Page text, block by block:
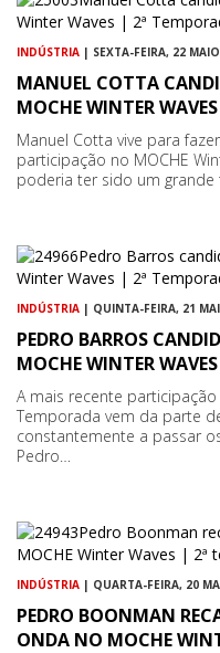
INDÚSTRIA | SEXTA-FEIRA, 22
MANUEL COTTA
MOCHE WINTER
Manuel Cotta vive para
participação no MOCHE
poderia ter sido um
INDÚSTRIA | QUINTA-FEIRA, 21
PEDRO BARROS
MOCHE WINTER
A mais recente participação
Temporada vem da parte
constantemente a passar
Pedro…
INDÚSTRIA | QUARTA-FEIRA, 20
PEDRO BOONMAN
ONDA NO MOCHE